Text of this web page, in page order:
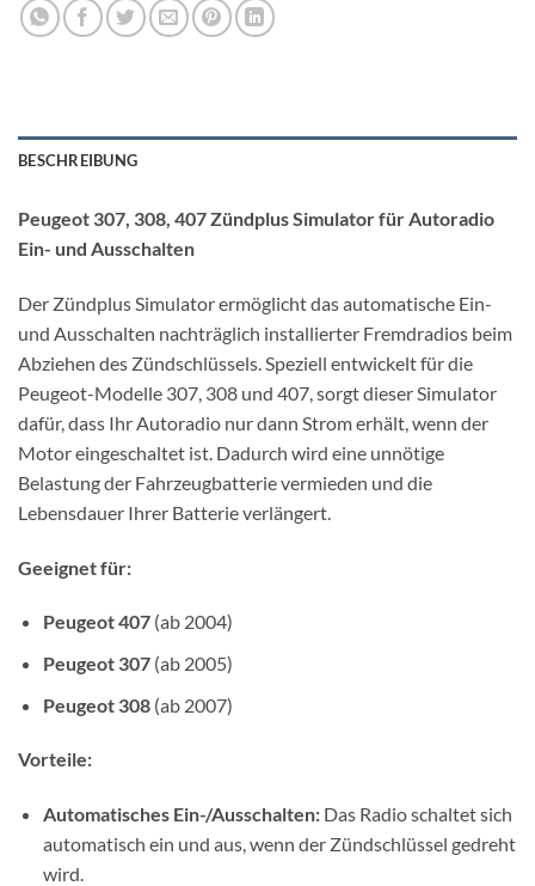
BESCHREIBUNG
Peugeot 307, 308, 407 Zündplus Simulator für Autoradio
Ein- und Ausschalten
Der Zündplus Simulator ermöglicht das automatische Ein-
und Ausschalten nachträglich installierter Fremdradios beim
Abziehen des Zündschlüssels. Speziell entwickelt für die
Peugeot-Modelle 307, 308 und 407, sorgt dieser Simulator
dafür, dass Ihr Autoradio nur dann Strom erhält, wenn der
Motor eingeschaltet ist. Dadurch wird eine unnötige
Belastung der Fahrzeugbatterie vermieden und die
Lebensdauer Ihrer Batterie verlängert.
Geeignet für:
Peugeot 407(ab 2004)
Peugeot 307(ab 2005)
Peugeot 308(ab 2007)
Vorteile:
Automatisches Ein-/Ausschalten:Das Radio schaltet sich
automatisch ein und aus, wenn der Zündschlüssel gedreht
wird.